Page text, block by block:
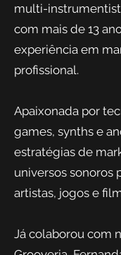
multi-
com mais de 13
experiência em
profissional.
Apaixonada por
games, synths e
estratégias de
universos sonoros
artistas, jogos e
Já colaborou com